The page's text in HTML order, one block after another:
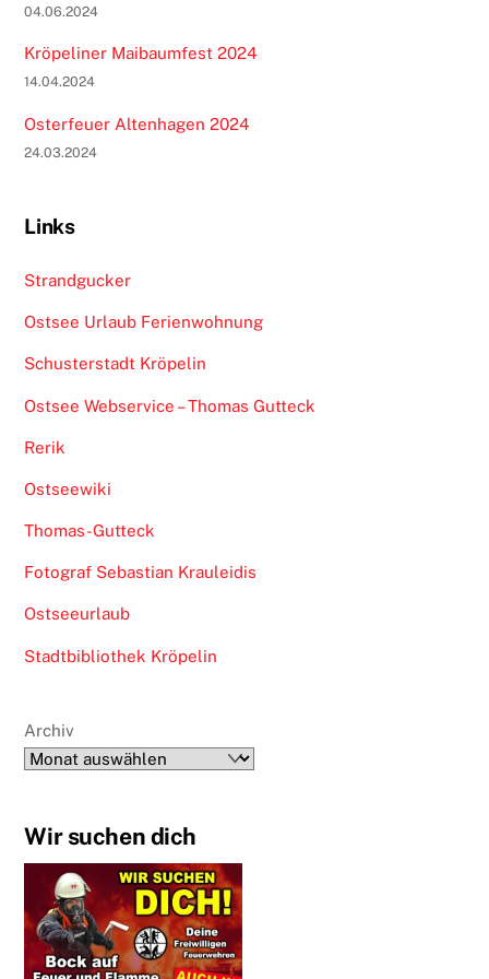
04.06.2024
Kröpeliner Maibaumfest 2024
14.04.2024
Osterfeuer Altenhagen 2024
24.03.2024
Links
Strandgucker
Ostsee Urlaub Ferienwohnung
Schusterstadt Kröpelin
Ostsee Webservice – Thomas Gutteck
Rerik
Ostseewiki
Thomas-Gutteck
Fotograf Sebastian Krauleidis
Ostseeurlaub
Stadtbibliothek Kröpelin
Archiv
Wir suchen dich